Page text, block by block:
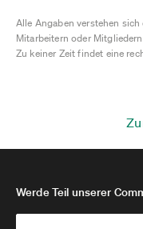
Alle Angaben verstehen
Mitarbeitern oder
Zu keiner Zeit findet eine
Werde Teil unserer